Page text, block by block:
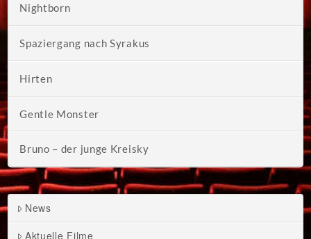
Nightborn
Spaziergang nach Syrakus
Hirten
Gentle Monster
Bruno – der junge Kreisky
News
Aktuelle Filme